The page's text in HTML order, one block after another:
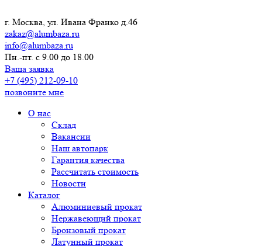
г. Москва, ул. Ивана Франко д.46
zakaz@alumbaza.ru
info@alumbaza.ru
Пн.-пт. с 9.00 до 18.00
Ваша заявка
+7 (495) 212-09-10
позвоните мне
О нас
Склад
Вакансии
Наш автопарк
Гарантия качества
Рассчитать стоимость
Новости
Каталог
Алюминиевый прокат
Нержавеющий прокат
Бронзовый прокат
Латунный прокат